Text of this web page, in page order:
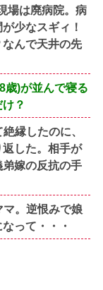
場は廃病院。病
少なスギィ！
んで天井の先
歳)が並んで寝る
？
縁したのに、
した。相手が
嫁の反抗の手
マ。逆恨みで娘
って・・・